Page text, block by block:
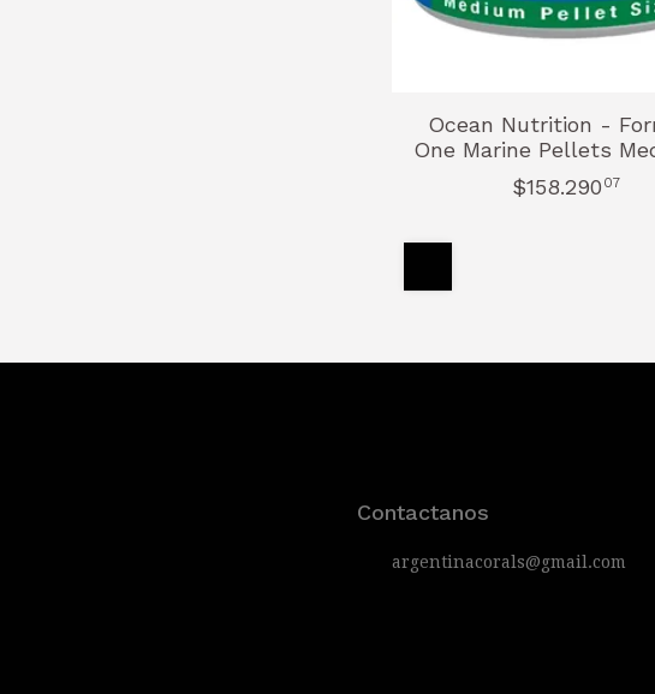
Ocean Nutrition -
One Marine Pellets
400 GR
$158.290 07
Contactanos
argentinacorals@gmail.com